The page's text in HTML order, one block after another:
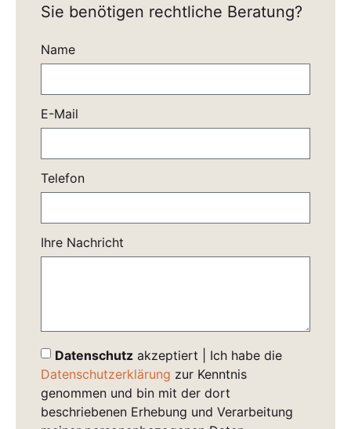
Sie benötigen rechtliche Beratung?
Name
E-Mail
Telefon
Ihre Nachricht
Datenschutz akzeptiert | Ich habe die
Datenschutzerklärung zur Kenntnis
genommen und bin mit der dort
beschriebenen Erhebung und Verarbeitung